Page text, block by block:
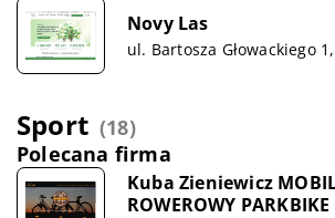
Novy Las
ul. Bartosza Głowackiego
Sport (18)
Polecana firma
Kuba Zieniewicz
ROWEROWY PARKBIKE